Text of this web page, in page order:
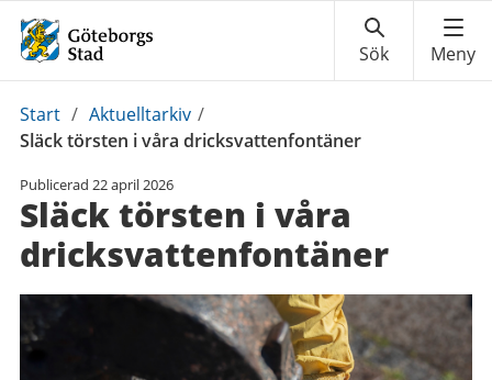
Du
är
Start / Aktuelltarkiv /
Släck törsten i våra dricksvattenfontäner
Publicerad 22 april 2026
Släck törsten i våra
dricksvattenfontäner